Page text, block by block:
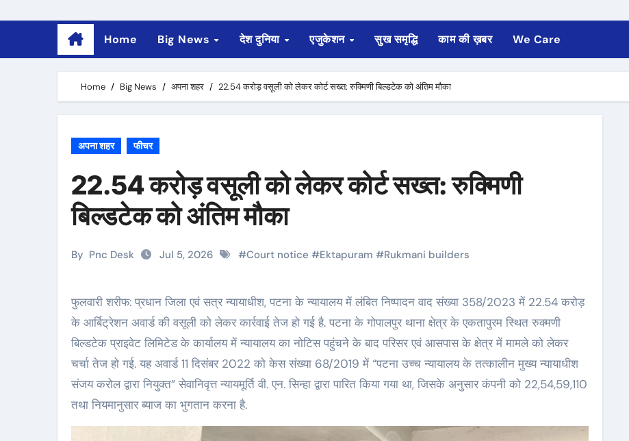
Home Big News देश दुनिया एजुकेशन सुख समृद्धि काम की ख़बर We Care
Home Big News अपना शहर 22.54 करोड़ वसूली को लेकर कोर्ट सख्त: रुक्मिणी बिल्डटेक को अंतिम मौका
अपना शहर फीचर
22.54 करोड़ वसूली को लेकर कोर्ट सख्त: रुक्मिणी
बिल्डटेक को अंतिम मौका
By Pnc Desk Jul 5, 2026 #Court notice #Ektapuram #Rukmani builders
फुलवारी शरीफ: प्रधान जिला एवं सत्र न्यायाधीश, पटना के न्यायालय में लंबित निष्पादन वाद संख्या 358/2023 में 22.54 करोड़
के आर्बिट्रेशन अवार्ड की वसूली को लेकर कार्रवाई तेज हो गई है. पटना के गोपालपुर थाना क्षेत्र के एकतापुरम स्थित रुक्मणी
बिल्डटेक प्राइवेट लिमिटेड के कार्यालय में न्यायालय का नोटिस पहुंचने के बाद परिसर एवं आसपास के क्षेत्र में मामले को लेकर
चर्चा तेज हो गई. यह अवार्ड 11 दिसंबर 2022 को केस संख्या 68/2019 में “पटना उच्च न्यायालय के तत्कालीन मुख्य न्यायाधीश
संजय करोल द्वारा नियुक्त” सेवानिवृत्त न्यायमूर्ति वी. एन. सिन्हा द्वारा पारित किया गया था, जिसके अनुसार कंपनी को 22,54,59,110
तथा नियमानुसार ब्याज का भुगतान करना है.